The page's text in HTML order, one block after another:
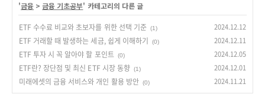
'금융 > 금융 기초공부' 카테고리의 다른 글
ETF 수수료 비교와 초보자를 위한 선택 기준 (1) 2024.12.12
ETF 거래할 때 발생하는 세금, 쉽게 이해하기 (0) 2024.12.11
ETF 투자 시 꼭 알아야 할 포인트 (0) 2024.12.05
ETF란? 장단점 및 최신 ETF 시장 동향 (1) 2024.12.01
미래에셋의 금융 서비스와 개인 활용 방안 (0) 2024.11.21